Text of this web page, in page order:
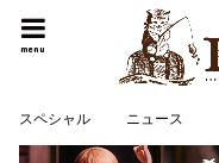
menu
スペシャル ニュース